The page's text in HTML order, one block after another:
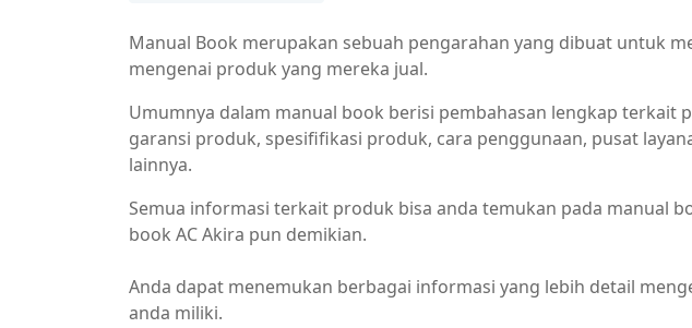
Manual Book merupakan sebuah pengarahan yang dibuat untuk
mengenai produk yang mereka jual.
Umumnya dalam manual book berisi pembahasan lengkap terkait
garansi produk, spesififikasi produk, cara penggunaan, pusat
lainnya.
Semua informasi terkait produk bisa anda temukan pada manual
book AC Akira pun demikian.
Anda dapat menemukan berbagai informasi yang lebih detail
anda miliki.